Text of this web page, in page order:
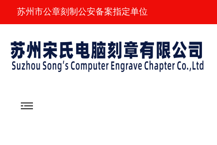
苏州市公章刻制公安备案指定单位